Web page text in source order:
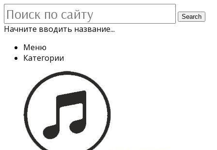
Search
Начните вводить название...
Меню
Категории